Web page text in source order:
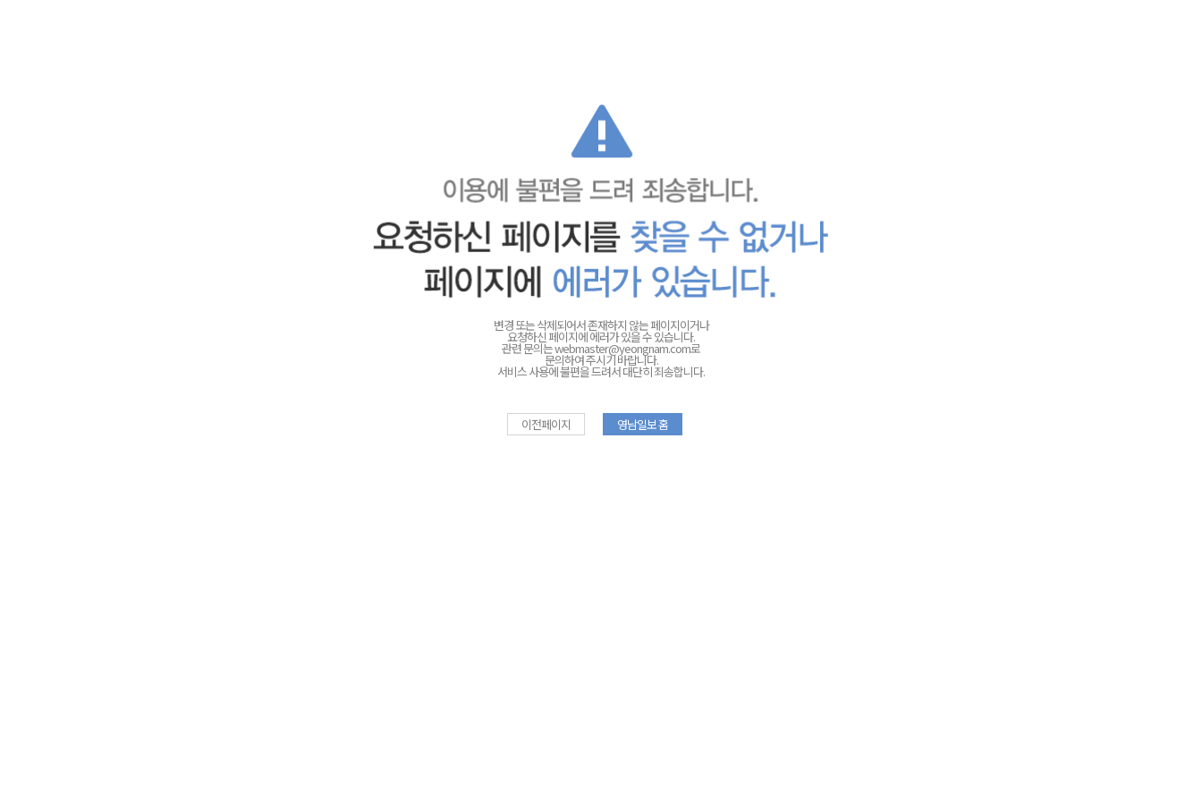
변경 또는 삭제되어서 존재하지 않는 페이지이거나
요청하신 페이지에 에러가 있을 수 있습니다.
관련 문의는webmaster@yeongnam.com로
문의하여 주시기 바랍니다.
서비스 사용에 불편을 드려서 대단히 죄송합니다.
이전페이지 영남일보 홈